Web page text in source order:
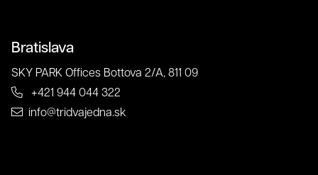
Bratislava
SKY PARK Offices Bottova 2/A, 811 09
+421 944 044 322
info@tridvajedna.sk